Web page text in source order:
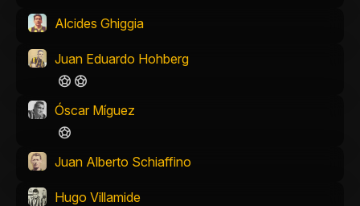
Alcides Ghiggia
Juan Eduardo Hohberg
Óscar Míguez
Juan Alberto Schiaffino
Hugo Villamide